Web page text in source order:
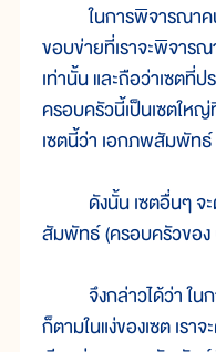
ในการพิจารณาคน
ขอบข่ายที่เราจะพิจาร
เท่านั้น และถือว่าเซตที่
ครอบครัวนี้เป็นเซตใหญ่
เซตนี้ว่า เอกภพสัมพัทธ์
ดังนั้น เซตอื่นๆ จะต้
สัมพัทธ์ (ครอบครัวของ
จึงกล่าวได้ว่า ในก
ก็ตามในแง่ของเซต เรา